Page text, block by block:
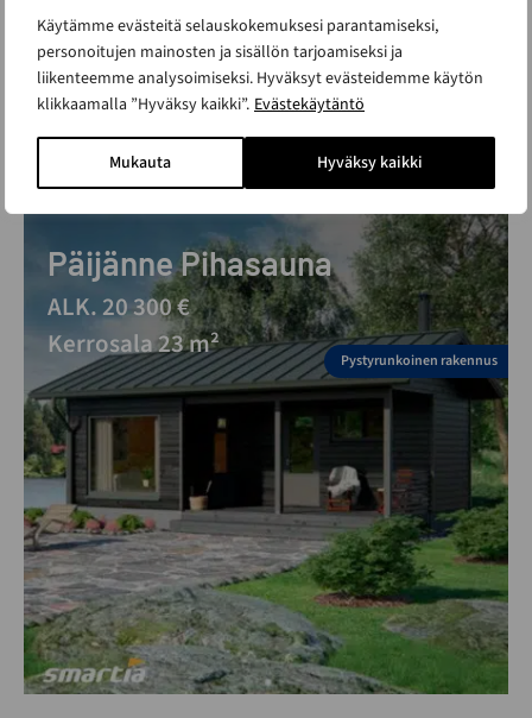
Käytämme evästeitä selauskokemuksesi parantamiseksi,
personoitujen mainosten ja sisällön tarjoamiseksi ja
liikenteemme analysoimiseksi. Hyväksyt evästeidemme käytön
klikkaamalla ”Hyväksy kaikki”. Evästekäytäntö
Mukauta Hyväksy kaikki
KATSO KAIKKI TARINAT
Katso muut mallit
Päijänne Pihasauna
ALK. 20 300 €
Kerrosala 23 m²
Pystyrunkoinen rakennus